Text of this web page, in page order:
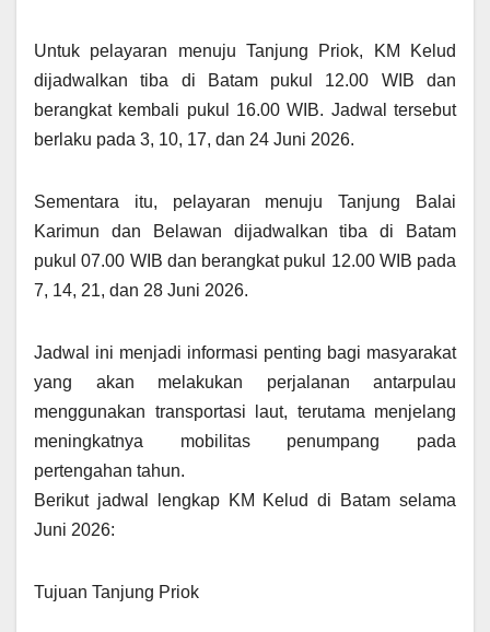
Untuk pelayaran menuju Tanjung Priok, KM Kelud
dijadwalkan tiba di Batam pukul 12.00 WIB dan
berangkat kembali pukul 16.00 WIB. Jadwal tersebut
berlaku pada 3, 10, 17, dan 24 Juni 2026.
Sementara itu, pelayaran menuju Tanjung Balai
Karimun dan Belawan dijadwalkan tiba di Batam
pukul 07.00 WIB dan berangkat pukul 12.00 WIB pada
7, 14, 21, dan 28 Juni 2026.
Jadwal ini menjadi informasi penting bagi masyarakat
yang akan melakukan perjalanan antarpulau
menggunakan transportasi laut, terutama menjelang
meningkatnya mobilitas penumpang pada
pertengahan tahun.
Berikut jadwal lengkap KM Kelud di Batam selama
Juni 2026:
Tujuan Tanjung Priok